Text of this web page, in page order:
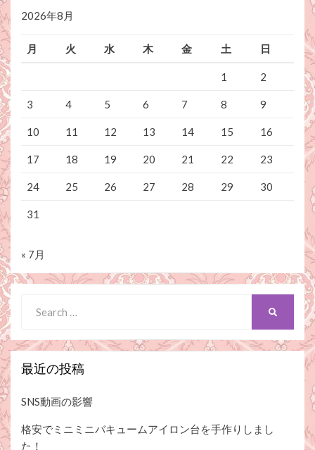
2026年8月
月 火 水 木 金 土 日
1 2
3 4 5 6 7 8 9
10 11 12 13 14 15 16
17 18 19 20 21 22 23
24 25 26 27 28 29 30
31
« 7月
for:
SEARCH
最近の投稿
SNS動画の影響
格安でミニミニバキュームアイロン台を手作りしまし
た！